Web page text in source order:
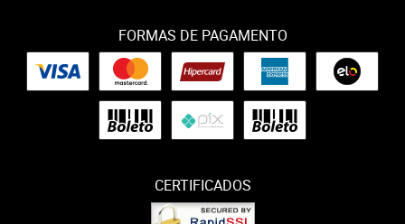
FORMAS DE PAGAMENTO
CERTIFICADOS